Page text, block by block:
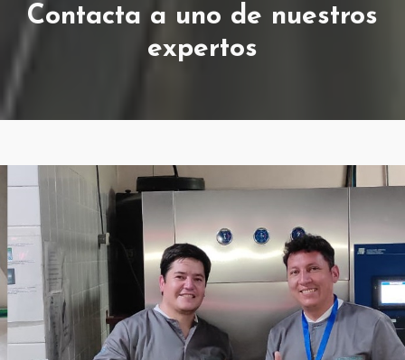
Contacta a uno de nuestros
expertos